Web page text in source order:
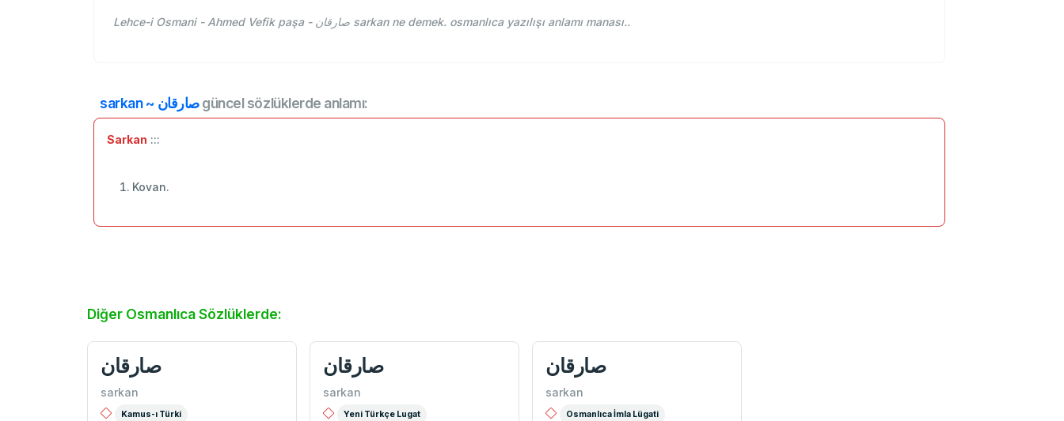
Lehce-i Osmani - Ahmed Vefik paşa - صارقان sarkan ne demek. osmanlıca yazılışı anlamı manası..
sarkan ~ صارقانgüncel sözlüklerde anlamı:
Sarkan :::
Kovan.
Diğer Osmanlıca Sözlüklerde:
صارقان
sarkan
Kamus-ı Türki
صارقان
sarkan
Yeni Türkçe Lugat
صارقان
sarkan
Osmanlıca İmla Lügati